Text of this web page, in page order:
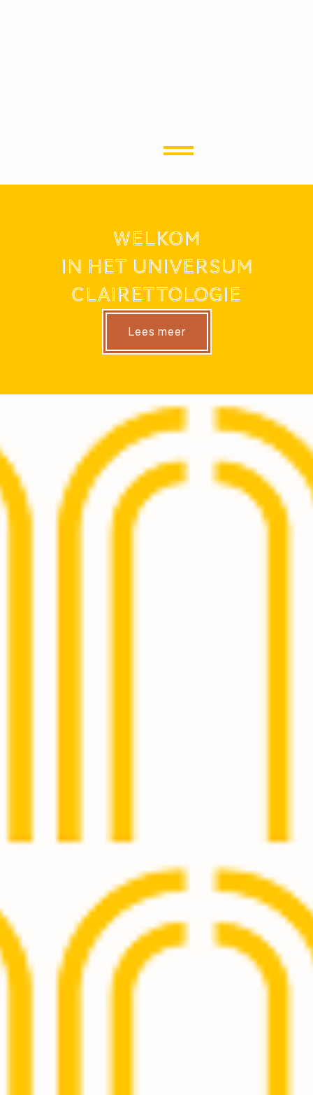
WELKOM
IN HET UNIVERSUM
CLAIRETTOLOGIE
Lees meer